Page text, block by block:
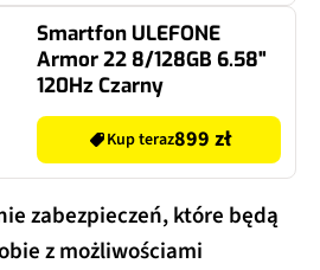
Smartfon ULEFONE
Armor 22 8/128GB 6.58"
120Hz Czarny
Kup teraz899 zł
zabezpieczeń, które będą
z możliwościami